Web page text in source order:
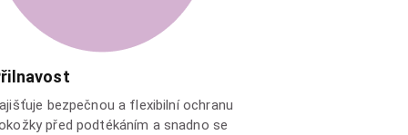
bezpečnou a flexibilní ochranu
před podtékáním a snadno se